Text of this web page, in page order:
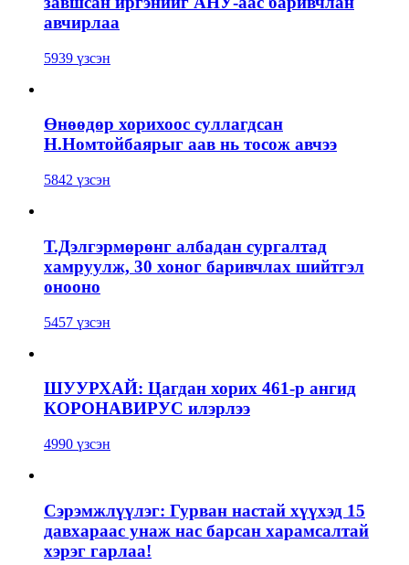
авчирлаа
5939 үзсэн
Өнөөдөр хорихоос суллагдсан
Н.Номтойбаярыг аав нь тосож авчээ
5842 үзсэн
Т.Дэлгэрмөрөнг албадан сургалтад
хамруулж, 30 хоног баривчлах шийтгэл
онооно
5457 үзсэн
ШУУРХАЙ: Цагдан хорих 461-р ангид
КОРОНАВИРУС илэрлээ
4990 үзсэн
Сэрэмжлүүлэг: Гурван настай хүүхэд 15
давхараас унаж нас барсан харамсалтай
хэрэг гарлаа!